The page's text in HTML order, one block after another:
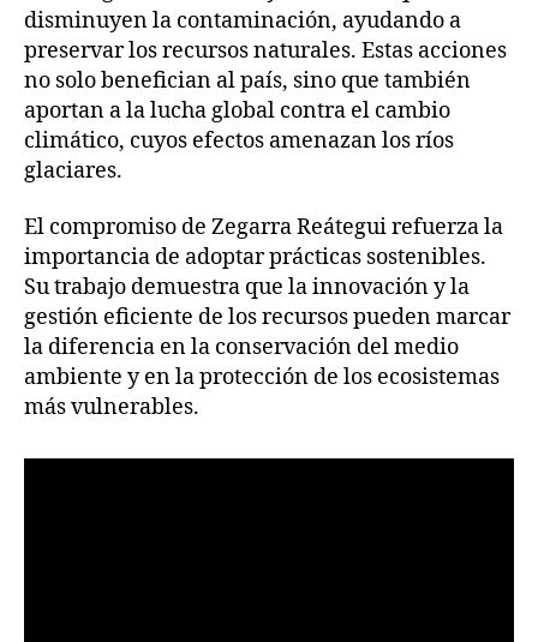
disminuyen la contaminación, ayudando a
preservar los recursos naturales. Estas acciones
no solo benefician al país, sino que también
aportan a la lucha global contra el cambio
climático, cuyos efectos amenazan los ríos
glaciares.
El compromiso de Zegarra Reátegui refuerza la
importancia de adoptar prácticas sostenibles.
Su trabajo demuestra que la innovación y la
gestión eficiente de los recursos pueden marcar
la diferencia en la conservación del medio
ambiente y en la protección de los ecosistemas
más vulnerables.